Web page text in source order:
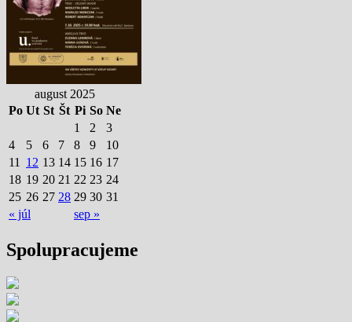
august 2025
Po Ut St Št Pi So Ne
« júl sep »
1 2
3
4
5 6 7 8 9
10
11
12 13 14 15 16 17
18 19 20 21 22 23 24
25 26 27 28 29 30 31
Spolupracujeme